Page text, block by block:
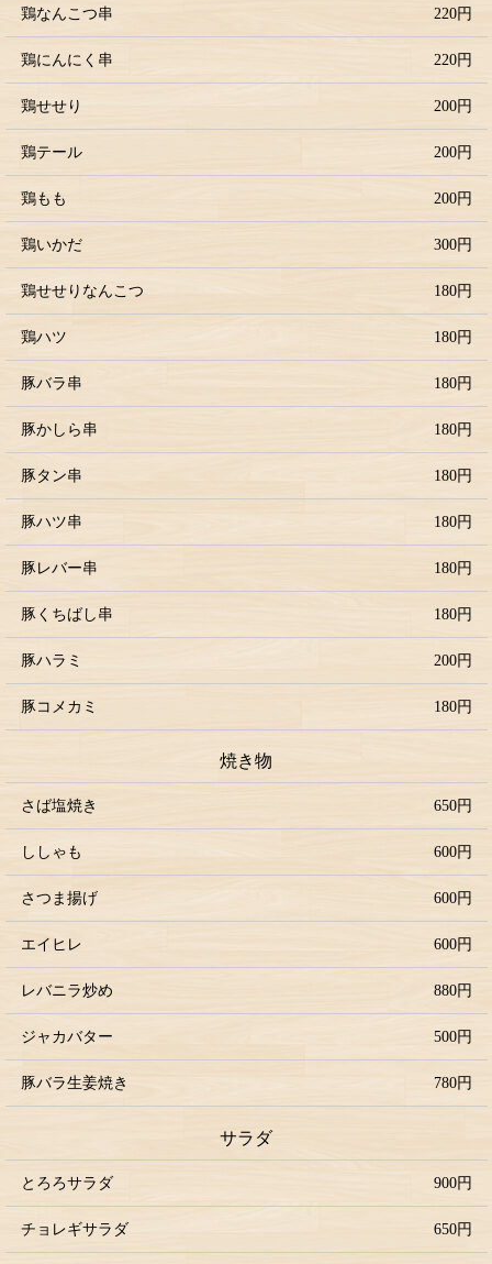
鶏なんこつ串 220円
鶏にんにく串 220円
鶏せせり 200円
鶏テール 200円
鶏もも 200円
鶏いかだ 300円
鶏せせりなんこつ 180円
鶏ハツ 180円
豚バラ串 180円
豚かしら串 180円
豚タン串 180円
豚ハツ串 180円
豚レバー串 180円
豚くちばし串 180円
豚ハラミ 200円
豚コメカミ 180円
焼き物
さば塩焼き 650円
ししゃも 600円
さつま揚げ 600円
エイヒレ 600円
レバニラ炒め 880円
ジャカバター 500円
豚バラ生姜焼き 780円
サラダ
とろろサラダ 900円
チョレギサラダ 650円